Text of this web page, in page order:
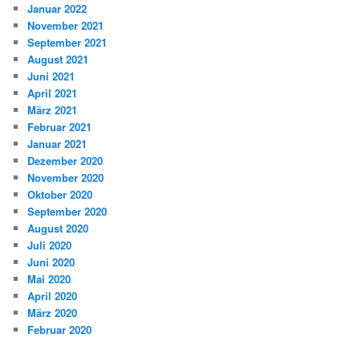
Januar 2022
November 2021
September 2021
August 2021
Juni 2021
April 2021
März 2021
Februar 2021
Januar 2021
Dezember 2020
November 2020
Oktober 2020
September 2020
August 2020
Juli 2020
Juni 2020
Mai 2020
April 2020
März 2020
Februar 2020